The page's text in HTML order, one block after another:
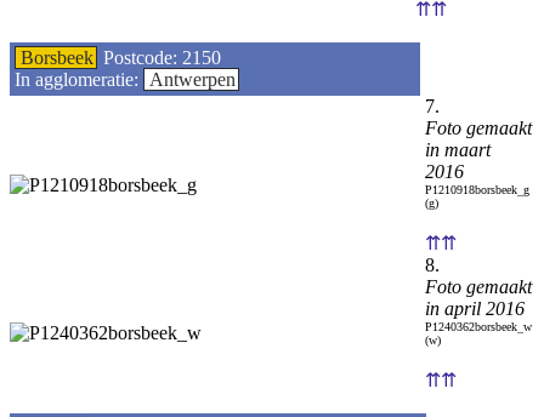
⇈⇈
Borsbeek Postcode: 2150
In agglomeratie:
Antwerpen
7.
Foto gemaakt
in maart
2016
P1210918borsbeek_g
(g)
⇈⇈
8.
Foto gemaakt
in april 2016
P1240362borsbeek_w
(w)
⇈⇈